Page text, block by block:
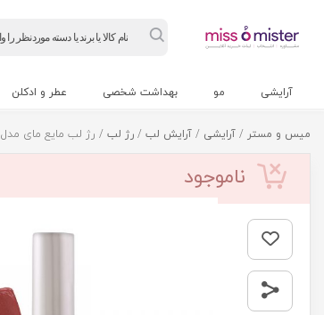
Products
search
آرایشی مو بهداشت شخصی عطر و ادکلن
میس و مستر / آرایشی / آرایش لب / رژ لب / رژ لب مايع مای مدل Crystal Shine شماره 320
ناموجود